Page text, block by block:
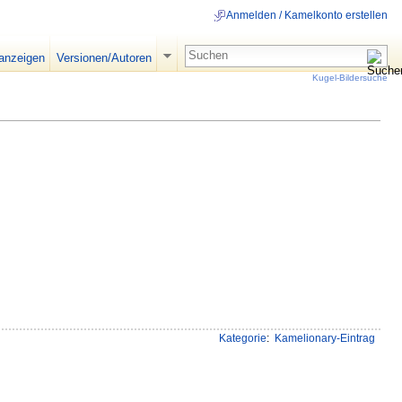
Kategorie: Kamelionary-Eintrag
Anmelden / Kamelkonto erstellen
Versionen/Autoren
Kugel-Bildersuche